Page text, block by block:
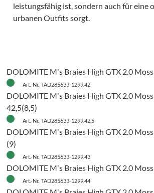
leistungsfähig ist, sondern auch für eine
urbanen Outfits sorgt.
DOLOMITE M's Braies High GTX 2.0
Art.-Nr. TAD285633-1299.42
DOLOMITE M's Braies High GTX 2.0
42,5(8,5)
Art.-Nr. TAD285633-1299.42,5
DOLOMITE M's Braies High GTX 2.0
(9)
Art.-Nr. TAD285633-1299.43
DOLOMITE M's Braies High GTX 2.0
Art.-Nr. TAD285633-1299.44